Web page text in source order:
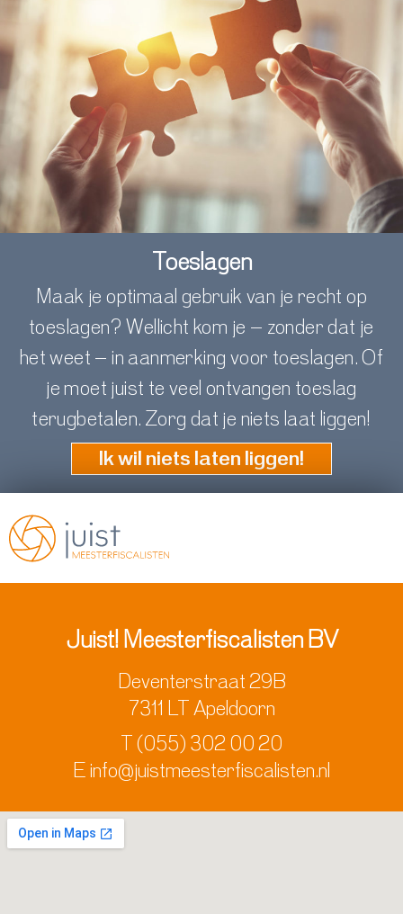
Toeslagen
Maak je optimaal gebruik van je recht op
toeslagen?Wellicht kom je – zonder dat je
het weet – in aanmerking voor toeslagen. Of
je moet juist te veel ontvangen toeslag
terugbetalen. Zorg dat je niets laat liggen!
Ik wil niets laten liggen!
Juist! Meesterfiscalisten BV
Deventerstraat 29B
7311 LT Apeldoorn
(055) 302 00 20
E info@juistmeesterfiscalisten.nl